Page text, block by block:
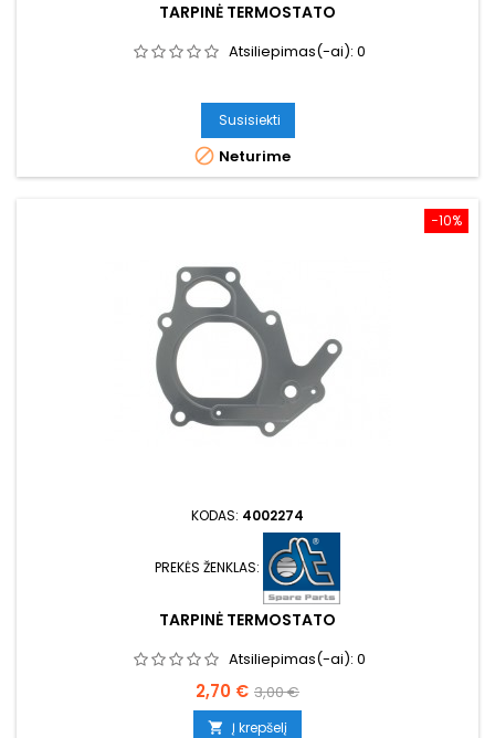
TARPINĖ TERMOSTATO
Atsiliepimas(-ai): 0
Susisiekti
 Neturime
−10%
KODAS: 4002274
PREKĖS ŽENKLAS:
TARPINĖ TERMOSTATO
Atsiliepimas(-ai): 0
Kaina
2,70 € Bazinė
kaina
3,00 €
 Į krepšelį